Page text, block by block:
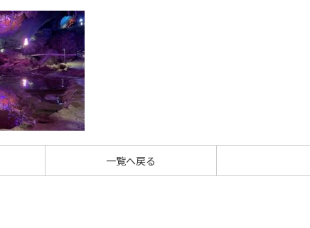
一覧へ戻る